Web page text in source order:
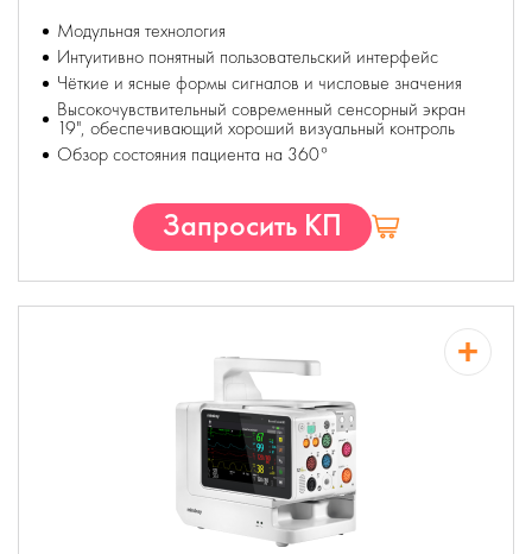
Модульная технология
Интуитивно понятный пользовательский интерфейс
Чёткие и ясные формы сигналов и числовые значения
Высокочувствительный современный сенсорный экран
19", обеспечивающий хороший визуальный контроль
Обзор состояния пациента на 360°
Запросить КП